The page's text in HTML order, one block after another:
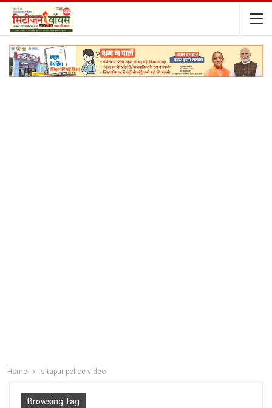
Home sitapur police video
Browsing Tag